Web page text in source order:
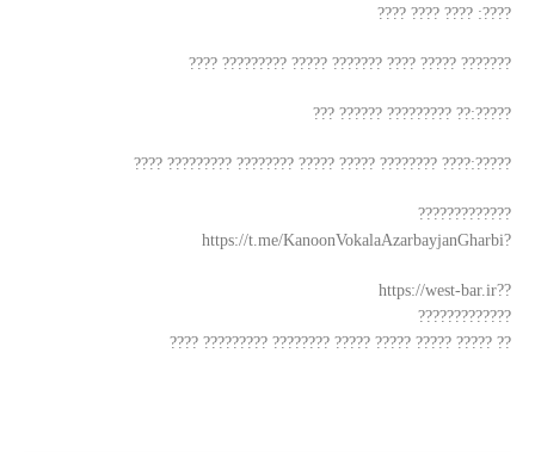
????: ???? ???? ????
??????? ????? ???? ??????? ????? ????????? ????
?????:?? ????????? ?????? ???
?????:???? ???????? ????? ????? ???????? ????????? ????
?????????????
?https://t.me/KanoonVokalaAzarbayjanGharbi
??https://west-bar.ir
?????????????
?? ????? ????? ????? ????? ???????? ????????? ????